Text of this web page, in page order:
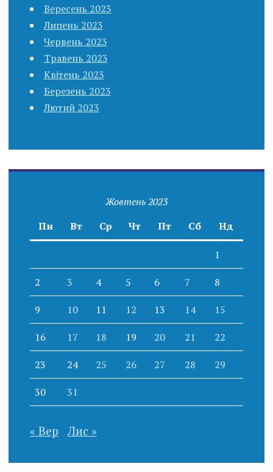
Вересень 2023
Липень 2023
Червень 2023
Травень 2023
Квітень 2023
Березень 2023
Лютий 2023
Жовтень 2023
Пн
Вт Ср Чт Пт Сб Нд
1
2 3 4 5 6 7 8
9 10 11 12 13 14 15
16 17 18 19 20 21 22
23 24 25 26 27 28 29
30 31
« Вер Лис »